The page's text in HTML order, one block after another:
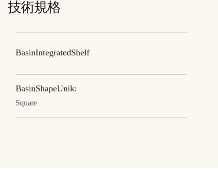
技術規格
BasinIntegratedShelf
BasinShapeUnik:
Square